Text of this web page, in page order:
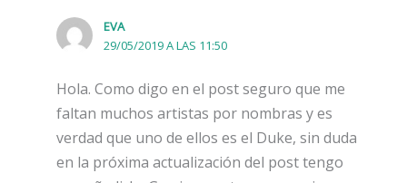
EVA
29/05/2019 A LAS 11:50
Hola. Como digo en el post seguro que me
faltan muchos artistas por nombras y es
verdad que uno de ellos es el Duke, sin duda
en la próxima actualización del post tengo